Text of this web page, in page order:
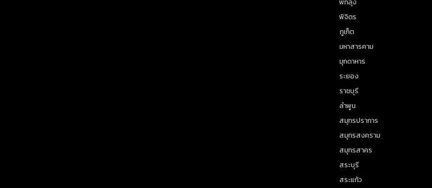
พัทลุง
พิจิตร
ภูเก็ต
มหาสารคาม
มุกดาหาร
ระยอง
ราชบุรี
ลำพูน
สมุทรปราการ
สมุทรสงคราม
สมุทรสาคร
สระบุรี
สระแก้ว